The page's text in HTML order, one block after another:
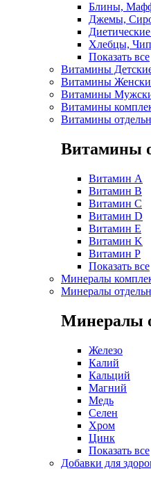
Блины,
Джемы,
Хлебцы,
Показать все
Витамины
Витамины
Витамины
Витамины
Витамины
Витамины
Витамин A
Витамин B
Витамин C
Витамин D
Витамин E
Витамин K
Витамин P
Показать все
Минералы
Минералы
Минералы
Железо
Калий
Кальций
Магний
Медь
Селен
Хром
Цинк
Показать все
Добавки для